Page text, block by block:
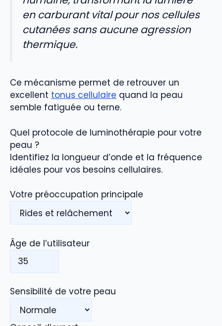
en carburant vital pour nos cellules
cutanées sans aucune agression
thermique.
Ce mécanisme permet de retrouver un
excellent tonus cellulaire quand la peau
semble fatiguée ou terne.
Quel protocole de luminothérapie pour votre
peau ?
Identifiez la longueur d’onde et la fréquence
idéales pour vos besoins cellulaires.
Votre préoccupation principale
Âge de l’utilisateur
Sensibilité de votre peau